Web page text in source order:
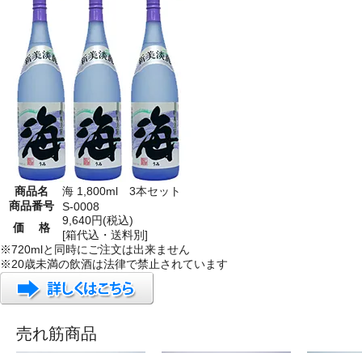
商品名
海 1,800ml 3本セット
商品番号
S-0008
価 格
9,640円(税込)
[箱代込・送料別]
※720mlと同時にご注文は出来ません
※20歳未満の飲酒は法律で禁止されています
売れ筋商品